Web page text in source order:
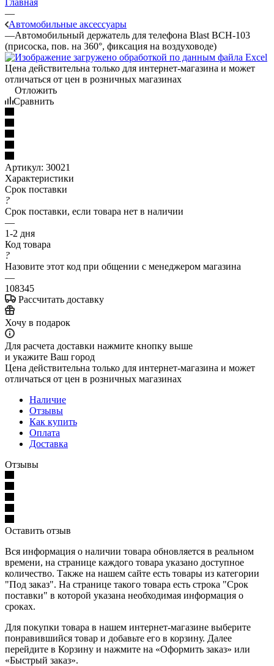
—
Автомобильные аксессуары
—Автомобильный держатель для телефона Blast BCH-103
(присоска, пов. на 360°, фиксация на воздуховоде)
Цена действительна только для интернет-магазина и может
отличаться от цен в розничных магазинах
Отложить
Сравнить
Артикул: 30021
Характеристики
Срок поставки
?
Срок поставки, если товара нет в наличии
—
1-2 дня
Код товара
?
Назовите этот код при общении с менеджером магазина
—
108345
Рассчитать доставку
Хочу в подарок
Для расчета доставки нажмите кнопку выше
и укажите Ваш город
Цена действительна только для интернет-магазина и может
отличаться от цен в розничных магазинах
Наличие
Отзывы
Как купить
Оплата
Доставка
Отзывы
Оставить отзыв
Вся информация о наличии товара обновляется в реальном
времени, на странице каждого товара указано доступное
количество. Также на нашем сайте есть товары из категории
"Под заказ". На странице такого товара есть строка "Срок
поставки" в которой указана необходимая информация о
сроках.
Для покупки товара в нашем интернет-магазине выберите
понравившийся товар и добавьте его в корзину. Далее
перейдите в Корзину и нажмите на «Оформить заказ» или
«Быстрый заказ».